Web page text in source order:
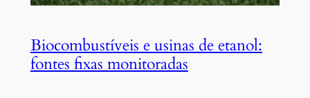
Biocombustíveis e usinas de etanol:
fontes fixas monitoradas